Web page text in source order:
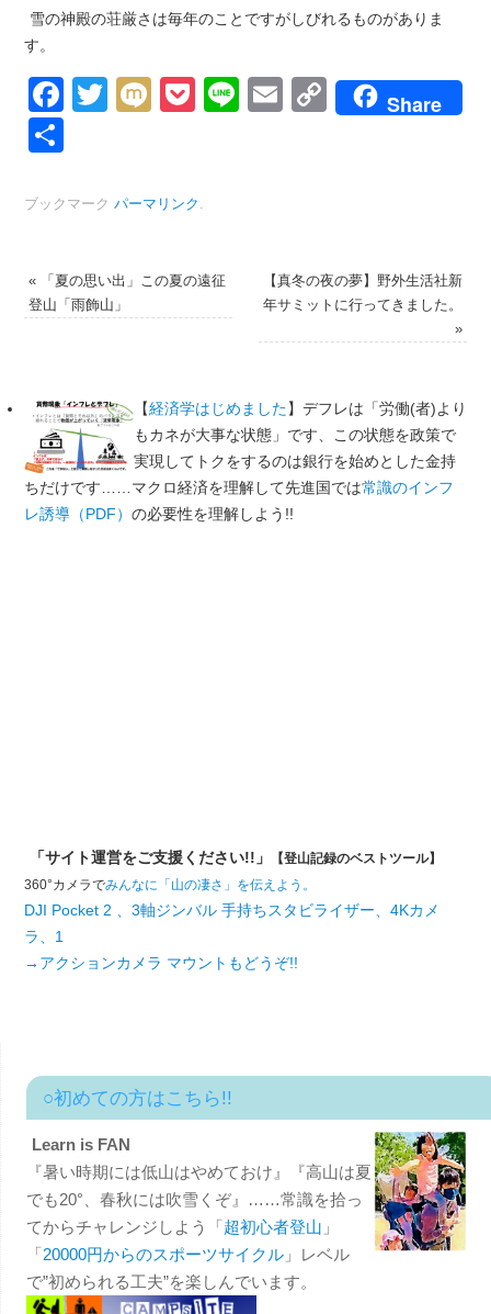
雪の神殿の荘厳さは毎年のことですがしびれるものがありま
す。
Facebook
Twitter
MixiPocket
LineEmailCopyShare
ブックマーク パーマリンク
«「夏の思い出」この夏の遠征
登山「雨飾山」
【真冬の夜の夢】野外生活社新
年サミットに行ってきました。
»
【経済学はじめました】デフレは「労働(者)より
もカネが大事な状態」です、この状態を政策で
実現してトクをするのは銀行を始めとした金持
ちだけです……マクロ経済を理解して先進国では常識のインフ
レ誘導（PDF） の必要性を理解しよう!!
「サイト運営をご支援ください!!」
【登山記録のベストツール】
360°カメラでみんなに「山の凄さ」を伝えよう。
DJI Pocket 2 、3軸ジンバル 手持ちスタビライザー、4Kカメ
ラ、1
→アクションカメラ マウントもどうぞ!!
○初めての方はこちら!!
Learn is FAN
『暑い時期には低山はやめておけ』『高山は夏
でも20°、春秋には吹雪くぞ』……常識を拾っ
てからチャレンジしよう「超初心者登山 」
「20000円からのスポーツサイクル」レベル
で”初められる工夫”を楽しんでいます。